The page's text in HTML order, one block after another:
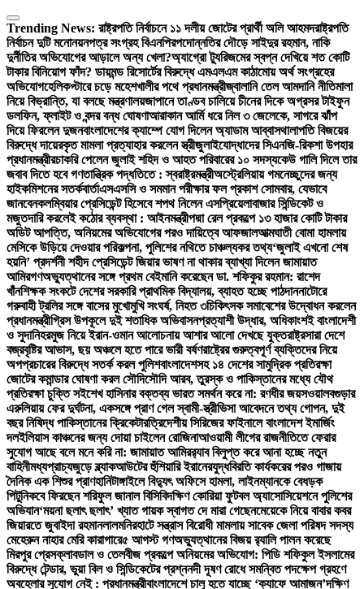
Skip
to
content
Trending News: রাষ্ট্রপতি নির্বাচনে ১১ দলীয় জোটের প্রার্থী অলি আহমদরাষ্ট্রপতি
নির্বাচন দুটি মনোনয়নপত্র সংগ্রহ বিএনপিরপদোন্নতির দৌড়ে সাইদুর রহমান, নাকি
দুর্নীতির অভিযোগের আড়ালে অন্য খেলা?অ্যাগ্রো ট্যুরিজমের স্বপ্ন দেখিয়ে শত কোটি
টাকার বিনিয়োগ ফাঁদ? ডায়মন্ড রিসোর্টের বিরুদ্ধে এমএলএম কাঠামোয় অর্থ সংগ্রহের
অভিযোগহেলিকপ্টারে চড়ে মহেশখালীর পথে প্রধানমন্ত্রীজ্বালানি তেল আমদানি নীতিমালা
নিয়ে বিভ্রান্তি, যা বলছে মন্ত্রণালয়জাপানে তাণ্ডব চালিয়ে চীনের দিকে অগ্রসর টাইফুন
ডলফিন, ফ্লাইট ও বন্দর বন্ধ ঘোষণাআরাকান আর্মি ধরে নিল ৩ জেলেকে, সাগরে ঝাঁপ
দিয়ে ফিরলেন দুজনবাংলাদেশের ক্যাম্পে যোগ দিলেন অ্যাডাম আব্বাসথালাপতি বিজয়ের
বিরুদ্ধে দায়েরকৃত মামলা প্রত্যাহার করলেন স্ত্রীজুলাইযোদ্ধাদের সিএনজি-রিকশা উপহার
প্রধানমন্ত্রীরচাকরি পেলেন জুলাই শহিদ ও আহত পরিবারের ১০ সদস্যকেউ গালি দিলে তার
জবাব দিতে হবে গণতান্ত্রিক পদ্ধতিতে : স্বরাষ্ট্রমন্ত্রীঅস্ট্রেলিয়ায় গমনেচ্ছুদের জন্য
হাইকমিশনের সতর্কবার্তাএসএসসি ও সমমান পরীক্ষার ফল প্রকাশ সোমবার, যেভাবে
জানবেনকলম্বিয়ার প্রেসিডেন্ট হিসেবে শপথ নিলেন এসপ্রিয়েলাবাজার সিন্ডিকেট ও
মজুতদারি করলেই কঠোর ব্যবস্থা : আইনমন্ত্রীপদ্মা রেল প্রকল্পে ১৩ হাজার কোটি টাকার
অডিট আপত্তি, অনিয়মের অভিযোগের পরও দায়িত্বে আফজালআত্মঘাতী বোমা হামলায়
মেসিকে উড়িয়ে দেওয়ার পরিকল্পনা, পুলিশের নথিতে চাঞ্চল্যকর তথ্য‘জুলাই এখনো শেষ
হয়নি’ প্রদর্শনী শহীদ প্রেসিডেন্ট জিয়ার ভাষণ না থাকার ব্যাখ্যা দিলেন জামায়াত
আমিরগণঅভ্যুত্থানের সঙ্গে প্রথম বেইমানি করেছেন ডা. শফিকুর রহমান: রাশেদ
খাঁনশিক্ষক সংকটে দেশের সরকারি প্রাথমিক বিদ্যালয়, ব্যাহত হচ্ছে পাঠদাননাটোরে
গরুবাহী ট্রলির সঙ্গে বাসের মুখোমুখি সংঘর্ষ, নিহত ৩চিকিৎসক সমাবেশের উদ্বোধন করলেন
প্রধানমন্ত্রীগ্রিস উপকূলে দুই শতাধিক অভিবাসনপ্রত্যাশী উদ্ধার, অধিকাংশই বাংলাদেশী
ও সুদানিহরমুজ নিয়ে ইরান-ওমান আলোচনায় আশার আলো দেখছে যুক্তরাষ্ট্রসারা দেশে
বজ্রবৃষ্টির আভাস, ছয় অঞ্চলে হতে পারে ভারী বর্ষণরাষ্ট্রের গুরুত্বপূর্ণ ব্যক্তিদের নিয়ে
অপপ্রচারের বিরুদ্ধে সতর্ক করল পুলিশবাংলাদেশসহ ১৪ দেশের সামুদ্রিক প্রতিরক্ষা
জোটের কমান্ডার ঘোষণা করল সৌদিসৌদি আরব, তুরস্ক ও পাকিস্তানের মধ্যে যৌথ
প্রতিরক্ষা চুক্তি সইশেখ হাসিনার বক্তব্য ভারত সমর্থন করে না: রণধীর জয়সওয়ালবগুড়ার
এরুলিয়ায় ফের দুর্ঘটনা, একসঙ্গে প্রাণ গেল স্বামী-স্ত্রীভিসা আবেদনে তথ্য গোপন, দুই
বছর নিষিদ্ধ পাকিস্তানের ক্রিকেটারত্রিদেশীয় সিরিজের ফাইনালে বাংলাদেশ ইমার্জিং
দলইলিয়াস কাঞ্চনের জন্য দোয়া চাইলেন রোজিনাআওয়ামী লীগের রাজনীতিতে ফেরার
সুযোগ আছে বলে মনে করি না: জামায়াত আমিরর‍্যাব বিলুপ্ত করে আনা হচ্ছে নতুন
বাহিনীমধ্যপ্রাচ্যজুড়ে ব্ল্যাকআউটের হুঁশিয়ারি ইরানেরযুদ্ধবিরতি কার্যকরের পরও গাজায়
দৈনিক এক শিশুর প্রাণহানিটাঙ্গাইলে বিদ্যুৎ অফিসে হামলা, লাইনম্যানকে বেধড়ক
পিটুনিকবে ফিরছেন শরিফুল জানাল বিসিবিদক্ষিণ কোরিয়া ফুটবল অ্যাসোসিয়েশনে পুলিশের
অভিযান‘ময়না ছলাৎ ছলাৎ’ খ্যাত গায়ক স্বাগত দে মারা গেছেনমেয়েকে নিয়ে বাবার কবর
জিয়ারতে জুবাইদা রহমানলালমনিরহাটে সন্ত্রাস বিরোধী মামলায় সাবেক জেলা পরিষদ সদস্য
মেহেরুন নাহার মেরি কারাগারে৫ আগস্ট গণঅভ্যুত্থানের বিজয় র‍্যালি পালন করেছে
মিরপুর প্রেসক্লাবডাল ও তেলবীজ প্রকল্পে অনিয়মের অভিযোগ: পিডি শফিকুল ইসলামের
বিরুদ্ধে টেন্ডার, ভুয়া বিল ও সিন্ডিকেটের প্রশ্ননদী দূষণ রোধে সমন্বিত পদক্ষেপ গ্রহণে
অবহেলার সুযোগ নেই : প্রধানমন্ত্রীবাংলাদেশে চালু হতে যাচ্ছে ‘ক্যাফে আমাজন’দক্ষিণ